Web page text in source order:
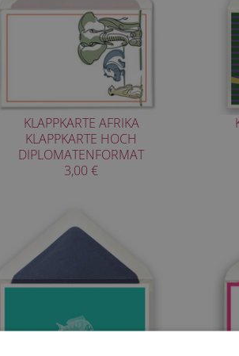
KLAPPKARTE AFRIKA
KLAPPKARTE HOCH
DIPLOMATENFORMAT
3,00 €